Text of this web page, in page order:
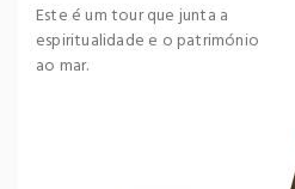
Este é um tour que junta a
espiritualidade e o património
ao mar.